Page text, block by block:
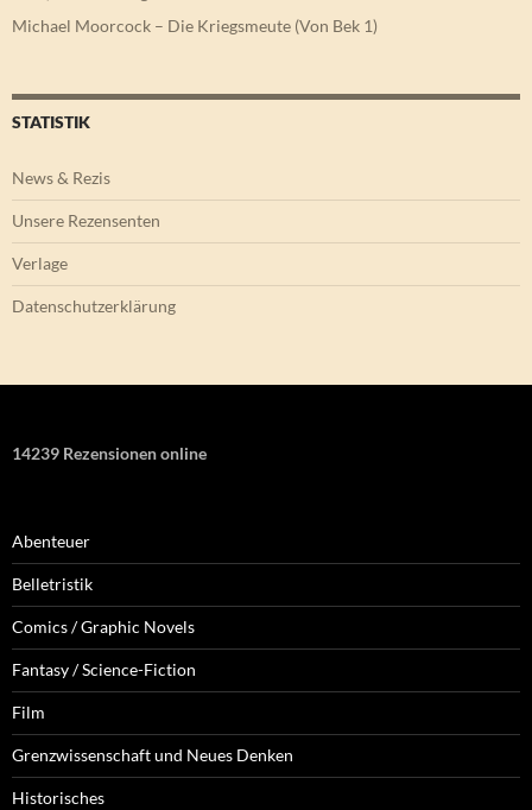
Michael Moorcock – Die Kriegsmeute (Von Bek 1)
STATISTIK
News & Rezis
Unsere Rezensenten
Verlage
Datenschutzerklärung
14239 Rezensionen online
Abenteuer
Belletristik
Comics / Graphic Novels
Fantasy / Science-Fiction
Film
Grenzwissenschaft und Neues Denken
Historisches